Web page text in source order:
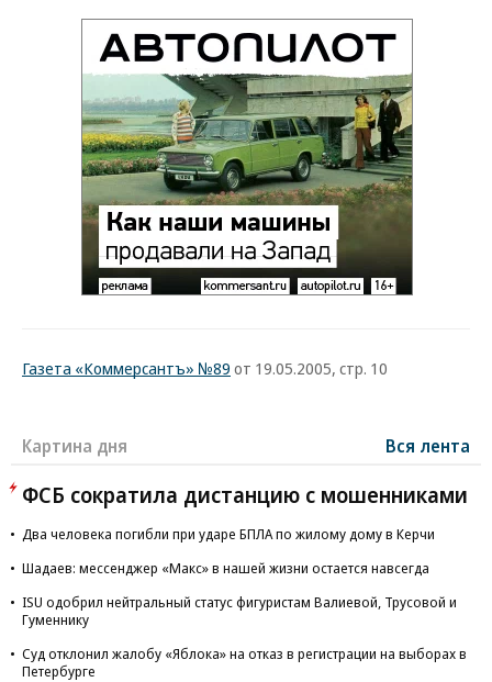
Газета «Коммерсантъ» №89 от 19.05.2005, стр. 10
Картина дня Вся лента
ФСБ сократила дистанцию с мошенниками
Два человека погибли при ударе БПЛА по жилому дому в Керчи
Шадаев: мессенджер «Макс» в нашей жизни остается навсегда
ISU одобрил нейтральный статус фигуристам Валиевой, Трусовой и
Гуменнику
Суд отклонил жалобу «Яблока» на отказ в регистрации на выборах в
Петербурге